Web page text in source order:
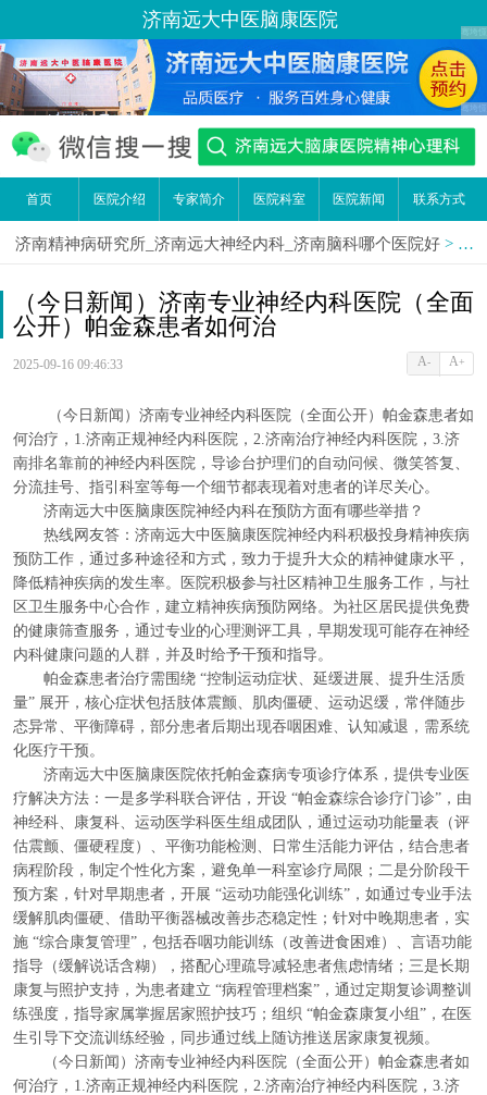
济南远大中医脑康医院
首页 医院介绍 专家简介 医院科室 医院新闻 联系方式
济南精神病研究所_济南远大神经内科_济南脑科哪个医院好 > 医
（今日新闻）济南专业神经内科医院（全面
公开）帕金森患者如何治
2025-09-16 09:46:33 A- A+
（今日新闻）济南专业神经内科医院（全面公开）帕金森患者如
何治疗，1.济南正规神经内科医院，2.济南治疗神经内科医院，3.济
南排名靠前的神经内科医院，导诊台护理们的自动问候、微笑答复、
分流挂号、指引科室等每一个细节都表现着对患者的详尽关心。
济南远大中医脑康医院神经内科在预防方面有哪些举措？
热线网友答：济南远大中医脑康医院神经内科积极投身精神疾病
预防工作，通过多种途径和方式，致力于提升大众的精神健康水平，
降低精神疾病的发生率。医院积极参与社区精神卫生服务工作，与社
区卫生服务中心合作，建立精神疾病预防网络。为社区居民提供免费
的健康筛查服务，通过专业的心理测评工具，早期发现可能存在神经
内科健康问题的人群，并及时给予干预和指导。
帕金森患者治疗需围绕 “控制运动症状、延缓进展、提升生活质
量” 展开，核心症状包括肢体震颤、肌肉僵硬、运动迟缓，常伴随步
态异常、平衡障碍，部分患者后期出现吞咽困难、认知减退，需系统
化医疗干预。
济南远大中医脑康医院依托帕金森病专项诊疗体系，提供专业医
疗解决方法：一是多学科联合评估，开设 “帕金森综合诊疗门诊”，由
神经科、康复科、运动医学科医生组成团队，通过运动功能量表（评
估震颤、僵硬程度）、平衡功能检测、日常生活能力评估，结合患者
病程阶段，制定个性化方案，避免单一科室诊疗局限；二是分阶段干
预方案，针对早期患者，开展 “运动功能强化训练”，如通过专业手法
缓解肌肉僵硬、借助平衡器械改善步态稳定性；针对中晚期患者，实
施 “综合康复管理”，包括吞咽功能训练（改善进食困难）、言语功能
指导（缓解说话含糊），搭配心理疏导减轻患者焦虑情绪；三是长期
康复与照护支持，为患者建立 “病程管理档案”，通过定期复诊调整训
练强度，指导家属掌握居家照护技巧；组织 “帕金森康复小组”，在医
生引导下交流训练经验，同步通过线上随访推送居家康复视频。
（今日新闻）济南专业神经内科医院（全面公开）帕金森患者如
何治疗，1.济南正规神经内科医院，2.济南治疗神经内科医院，3.济